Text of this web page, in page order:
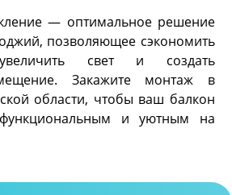
— оптимальное решение
позволяющее сэкономить
увеличить свет и создать
Закажите монтаж в
области, чтобы ваш балкон
и уютным на
годы.